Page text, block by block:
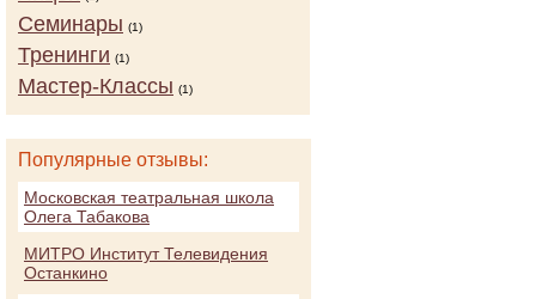
Семинары (1)
Тренинги (1)
Мастер-Классы (1)
Популярные отзывы:
Московская театральная школа
Олега Табакова
МИТРО Институт Телевидения
Останкино